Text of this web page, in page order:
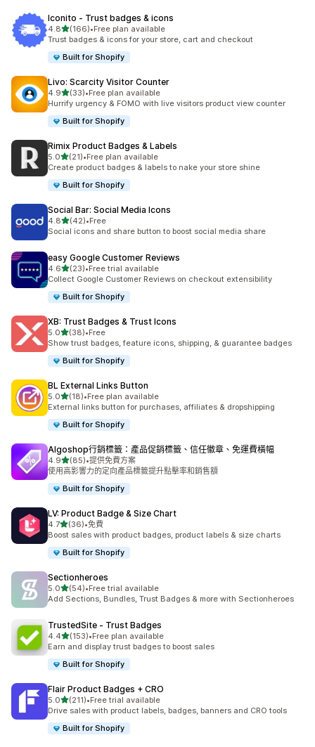
Iconito ‑ Trust badges & icons
4.8滿分 5 顆星
(166)
共有 166 則評價
•Free plan available
Trust badges & icons for your store, cart and checkout
Built for Shopify
Livo: Scarcity Visitor Counter
4.9滿分 5 顆星
(33)
共有 33 則評價
•Free plan available
Hurrify urgency & FOMO with live visitors product view counter
Built for Shopify
Rimix Product Badges & Labels
5.0滿分 5 顆星
(21)
共有 21 則評價
•Free plan available
Create product badges & labels to nake your store shine
Built for Shopify
Social Bar: Social Media Icons
4.8滿分 5 顆星
(42)
共有 42 則評價
•Free
Social icons and share button to boost social media share
easy Google Customer Reviews
4.6滿分 5 顆星
(23)
共有 23 則評價
•Free trial available
Collect Google Customer Reviews on checkout extensibility
Built for Shopify
XB: Trust Badges & Trust Icons
5.0滿分 5 顆星
(38)
共有 38 則評價
•Free
Show trust badges, feature icons, shipping, & guarantee badges
Built for Shopify
BL External Links Button
5.0滿分 5 顆星
(18)
共有 18 則評價
•Free plan available
External links button for purchases, affiliates & dropshipping
Built for Shopify
Algoshop行銷標籤：產品促銷標籤、信任徽章、免運費橫幅
4.9滿分 5 顆星
(85)
共有 85 則評價
•提供免費方案
使用高影響力的定向產品標籤提升點擊率和銷售額
Built for Shopify
LV: Product Badge & Size Chart
4.7滿分 5 顆星
(36)
共有 36 則評價
•免費
Boost sales with product badges, product labels & size charts
Built for Shopify
Sectionheroes
5.0滿分 5 顆星
(54)
共有 54 則評價
•Free trial available
Add Sections, Bundles, Trust Badges & more with Sectionheroes
TrustedSite ‑ Trust Badges
4.4滿分 5 顆星
(153)
共有 153 則評價
•Free plan available
Earn and display trust badges to boost sales
Built for Shopify
Flair Product Badges + CRO
5.0滿分 5 顆星
(211)
共有 211 則評價
•Free trial available
Drive sales with product labels, badges, banners and CRO tools
Built for Shopify